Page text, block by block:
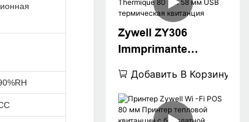
чернил Pos
Bluetooth Printer
Zywell ZY306
Immprimante
мм USB
термическая
квитанция
Добавить В Корзину